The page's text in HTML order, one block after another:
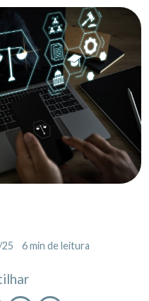
6min de leitura